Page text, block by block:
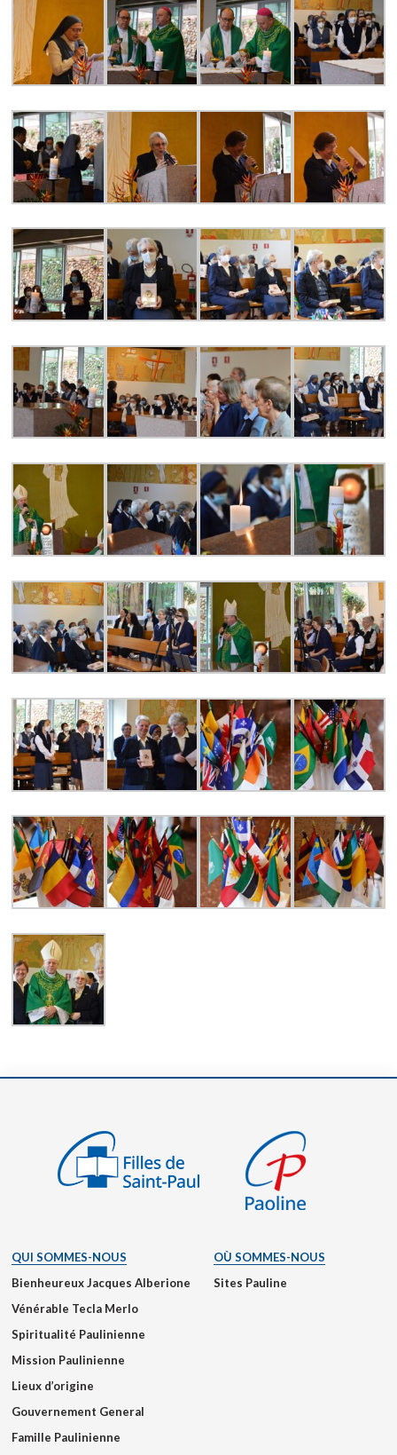
QUI SOMMES-NOUS
Bienheureux Jacques Alberione
Vénérable Tecla Merlo
Spiritualité Paulinienne
Mission Paulinienne
Lieux d’origine
Gouvernement General
Famille Paulinienne
OÙ SOMMES-NOUS
Sites Pauline